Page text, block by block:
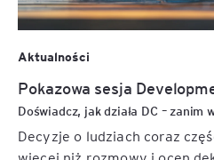
Aktualności
Pokazowa sesja
Doświadcz, jak działa DC – zanim
Decyzje o ludziach coraz